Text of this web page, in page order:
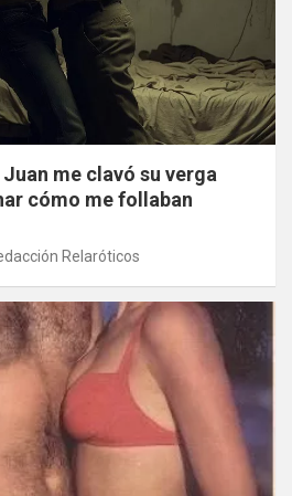
me clavó su verga
cómo me follaban
Relaróticos